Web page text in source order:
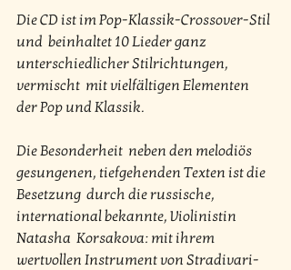
Die CD ist im Pop-Klassik-Crossover-Stil
und  beinhaltet 10 Lieder ganz
unterschiedlicher Stilrichtungen,
vermischt  mit vielfältigen Elementen
der Pop und Klassik.
Die Besonderheit  neben den melodiös
gesungenen, tiefgehenden Texten ist die
Besetzung  durch die russische,
international bekannte, Violinistin
Natasha  Korsakova: mit ihrem
wertvollen Instrument von Stradivari-